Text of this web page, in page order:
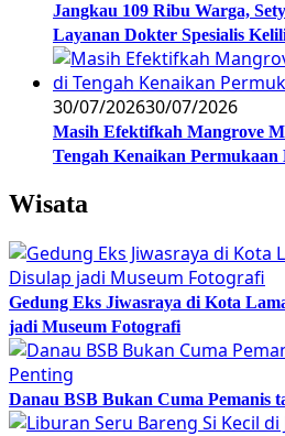
Jangkau 109 Ribu Warga,
Layanan Dokter Spesialis
30/07/202630/07/2026
Masih Efektifkah Mangrove
Tengah Kenaikan Permukaan
Wisata
Gedung Eks Jiwasraya di Kota
jadi Museum Fotografi
Danau BSB Bukan Cuma Pemanis